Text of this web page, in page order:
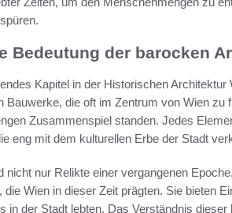
Bedeutung der barocken
Kapitel in der Historischen
Bauwerke, die oft im Zentrum von Wien zu
Zusammenspiel standen. Jedes
eng mit dem kulturellen Erbe der Stadt
nicht nur Relikte einer vergangenen
Wien in dieser Zeit prägten. Sie bieten
in der Stadt lebten. Das Verständnis